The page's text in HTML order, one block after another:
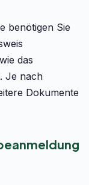
benötigen Sie
das
Je nach
Dokumente